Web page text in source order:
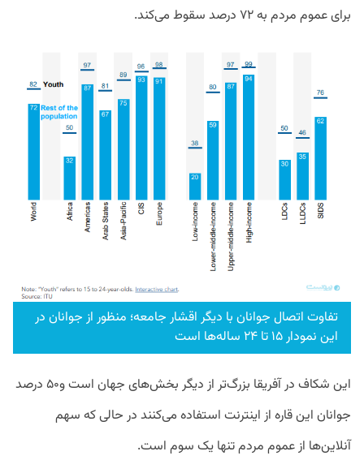
برای عموم مردم به ۷۲ درصد سقوط می‌کند.
تفاوت اتصال جوانان با دیگر اقشار جامعه؛ منظور از جوانان در
این نمودار ۱۵ تا ۲۴ ساله‌ها است
این شکاف در آفریقا بزرگ‌تر از دیگر بخش‌های جهان است و۵۰ درصد
جوانان این قاره از اینترنت استفاده می‌کنند در حالی که سهم
آنلاین‌ها از عموم مردم تنها یک‌ سوم است.